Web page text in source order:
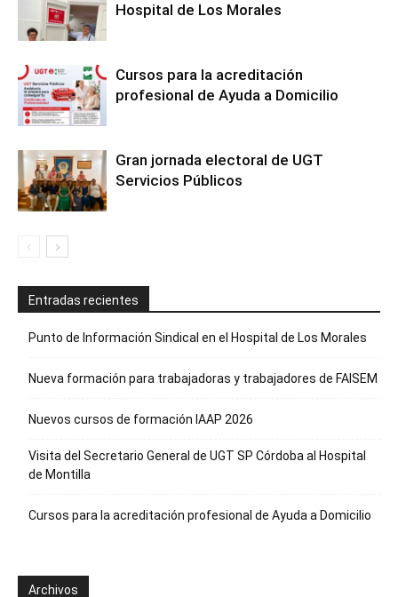
Hospital de Los Morales
Cursos para la acreditación
profesional de Ayuda a Domicilio
Gran jornada electoral de UGT
Servicios Públicos
Entradas recientes
Punto de Información Sindical en el Hospital de Los Morales
Nueva formación para trabajadoras y trabajadores de FAISEM
Nuevos cursos de formación IAAP 2026
Visita del Secretario General de UGT SP Córdoba al Hospital
de Montilla
Cursos para la acreditación profesional de Ayuda a Domicilio
Archivos